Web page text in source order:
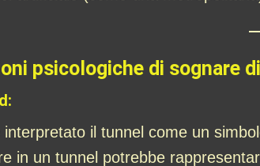
psicologiche di sognare
il tunnel come un
in un tunnel potrebbe